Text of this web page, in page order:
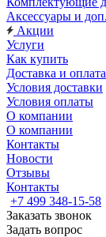
Аксессуары и
Акции
Услуги
Как купить
Доставка и оплата
Условия доставки
Условия оплаты
О компании
О компании
Контакты
Новости
Отзывы
Контакты
+7 499 348-15-58
Заказать звонок
Задать вопрос